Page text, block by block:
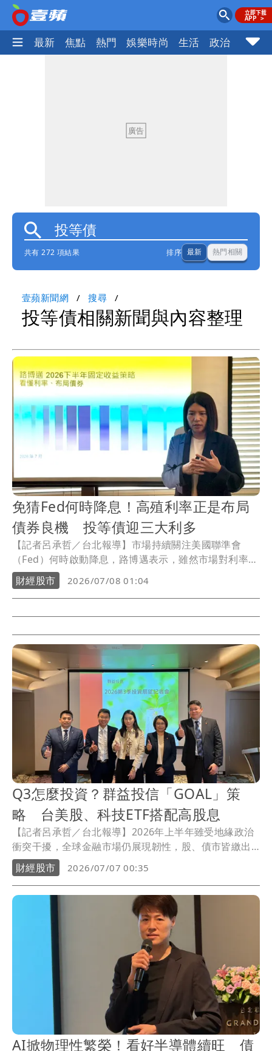
最新 焦點 熱門 娛樂時尚 生活 政治 社會
共有 272 項結果 排序 最新 熱門相關
壹蘋新聞網 搜尋
投等債相關新聞與內容整理
免猜Fed何時降息！高殖利率正是布局
債券良機 投等債迎三大利多
【記者呂承哲／台北報導】市場持續關注美國聯準會
（Fed）何時啟動降息，路博邁表示，雖然市場對利率政
策預期一再修正，但在高殖利率環境下，投資人不必等
到降息正式啟動才進場，目前反而是布局高品質固定收
益資產的良機。
財經股市 2026/07/08 01:04
Q3怎麼投資？群益投信「GOAL」策
略 台美股、科技ETF搭配高股息
【記者呂承哲／台北報導】2026年上半年雖受地緣政治
衝突干擾，全球金融市場仍展現韌性，股、債市皆繳出
不錯表現。展望第三季，群益投信表示，美伊衝突仍可
能牽動油價、貨幣政策及市場風險偏好，不過經濟基本
面穩健、企業獲利持續成長，仍是支撐金融市場的重要
力量。建議投資人透過股債多元配置，掌握市場輪動機
會並降低單一資產波動，可參考「GOAL」黃金投資策
略，兼顧防禦、布局、趨勢與成長。
財經股市 2026/07/07 00:35
AI掀物理性繁榮！看好半導體續旺 債